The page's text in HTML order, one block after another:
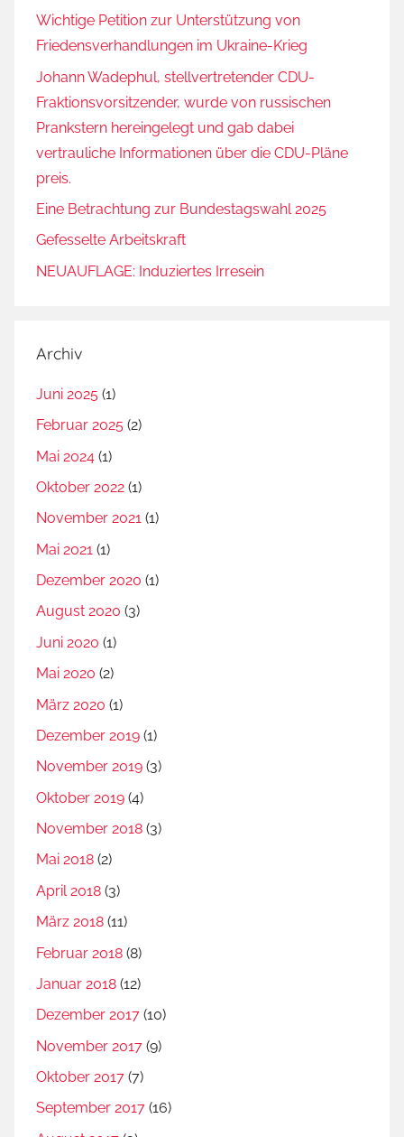
Wichtige Petition zur Unterstützung von
Friedensverhandlungen im Ukraine-Krieg
Johann Wadephul, stellvertretender CDU-
Fraktionsvorsitzender, wurde von russischen
Prankstern hereingelegt und gab dabei
vertrauliche Informationen über die CDU-Pläne
preis.
Eine Betrachtung zur Bundestagswahl 2025
Gefesselte Arbeitskraft
NEUAUFLAGE: Induziertes Irresein
Archiv
Juni 2025 (1)
Februar 2025 (2)
Mai 2024 (1)
Oktober 2022 (1)
November 2021 (1)
Mai 2021 (1)
Dezember 2020 (1)
August 2020 (3)
Juni 2020 (1)
Mai 2020 (2)
März 2020 (1)
Dezember 2019 (1)
November 2019 (3)
Oktober 2019 (4)
November 2018 (3)
Mai 2018 (2)
April 2018 (3)
März 2018 (11)
Februar 2018 (8)
Januar 2018 (12)
Dezember 2017 (10)
November 2017 (9)
Oktober 2017 (7)
September 2017 (16)